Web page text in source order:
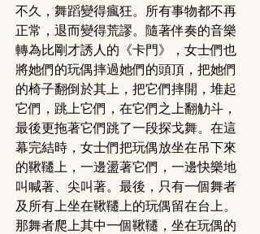
不久，舞蹈變得瘋狂。所有事物都不再
正常，退而變得荒謬。隨著伴奏的音樂
轉為比剛才誘人的《卡門》，女士們也
將她們的玩偶摔過她們的頭頂，把她們
的椅子翻倒於其上，把它們摔開，堆起
它們，跳上它們，在它們之上翻觔斗，
最後更拖著它們跳了一段探戈舞。在這
幕完結時，女士們把玩偶放坐在吊下來
的鞦韆上，一邊盪著它們，一邊快樂地
叫喊著、尖叫著。最後，只有一個舞者
及所有上坐在鞦韆上的玩偶留在台上。
那舞者爬上其中一個鞦韆，坐在玩偶的